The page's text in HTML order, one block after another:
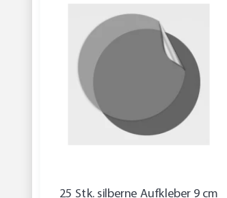
25 Stk. silberne Aufkleber 9 cm